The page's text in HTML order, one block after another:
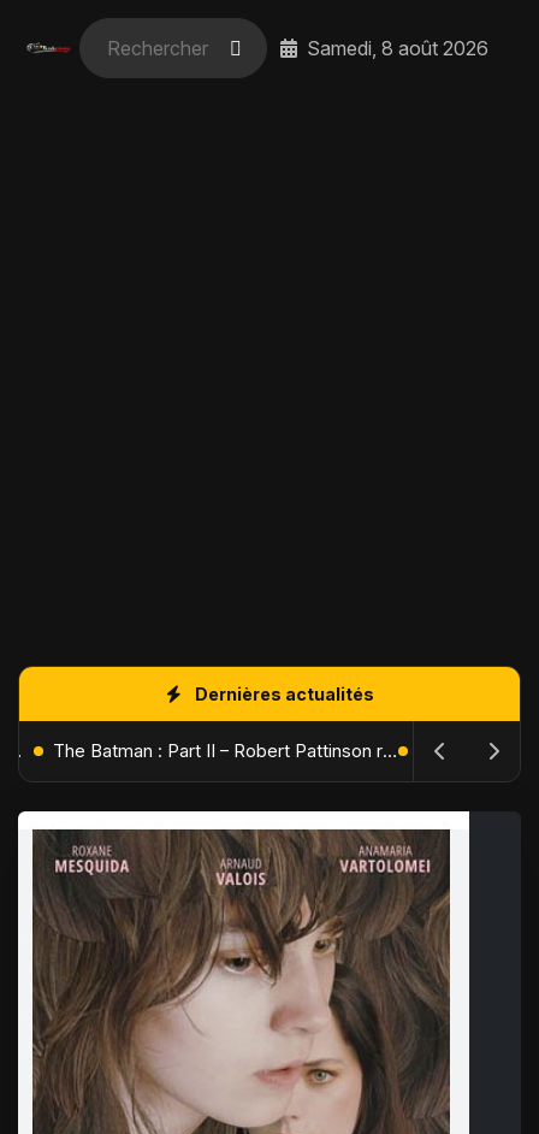
Samedi, 8 août 2026
Dernières actualités
L'Âge de Glace : Le Réveil du Volcan – Manny, Sid et Diego de retour pour une aventure explosive The Batman : Part II – Robert Pattinson replonge dans les ténèbres de Gotham dès octobre 2027